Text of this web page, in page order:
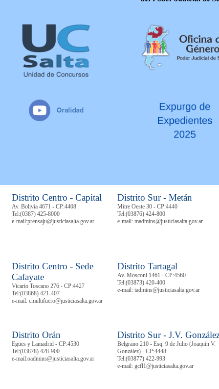
Distrito Centro - Capital
Av. Bolivia 4671 - CP:4408
Tel:(0387) 425-8000
e-mail:prensaju@justiciasalta.gov.ar
Distrito Sur - Metán
Mitre Oeste 30 - CP:4440
Tel:(03876) 424-800
e-mail: madmins@justiciasalta.gov.ar
Distrito Centro - Sede
Cafayate
Vicario Toscano 276 - CP:4427
Tel:(03868) 421-407
e-mail: cmultifuero@justiciasalta.gov.ar
Distrito Tartagal
Av. Mosconi 1461 - CP:4560
Tel:(03873) 420-400
e-mail: tadmins@justiciasalta.gov.ar
Distrito Orán
Egües y Lamadrid - CP:4530
Tel:(03878) 428-900
e-mail:oadmins@justiciasalta.gov.ar
Distrito Sur - J.V.
Belgrano 210 - Esq. 9 de Julio (Joaquín V.
González) - CP:4448
Tel:(03877) 422-993
e-mail: gcfl1@justiciasalta.gov.ar